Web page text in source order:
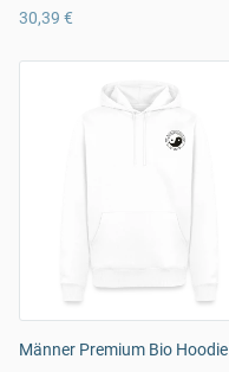
30,39 €
Männer Premium Bio Hoodie